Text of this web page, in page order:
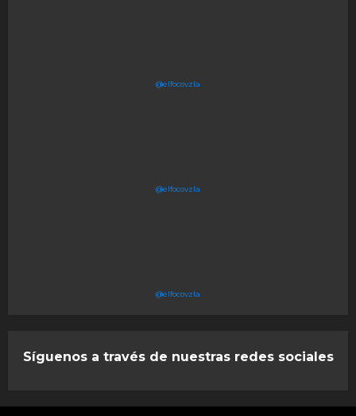
@elfocovzla
@elfocovzla
@elfocovzla
Síguenos a través de nuestras redes sociales